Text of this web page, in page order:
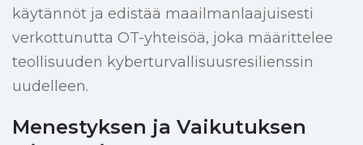
käytännöt ja edistää maailmanlaajuisesti
verkottunutta OT-yhteisöä, joka määrittelee
teollisuuden kyberturvallisuusresilienssin
uudelleen.
Menestyksen ja Vaikutuksen